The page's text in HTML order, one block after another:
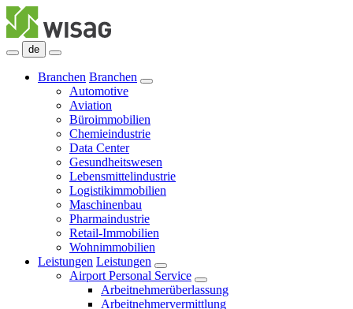
de
Branchen Branchen
Automotive
Aviation
Büroimmobilien
Chemieindustrie
Data Center
Gesundheitswesen
Lebensmittelindustrie
Logistikimmobilien
Maschinenbau
Pharmaindustrie
Retail-Immobilien
Wohnimmobilien
Leistungen Leistungen
Airport Personal Service
Arbeitnehmerüberlassung
Arbeitnehmervermittlung